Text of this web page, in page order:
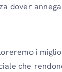
dover
i
che